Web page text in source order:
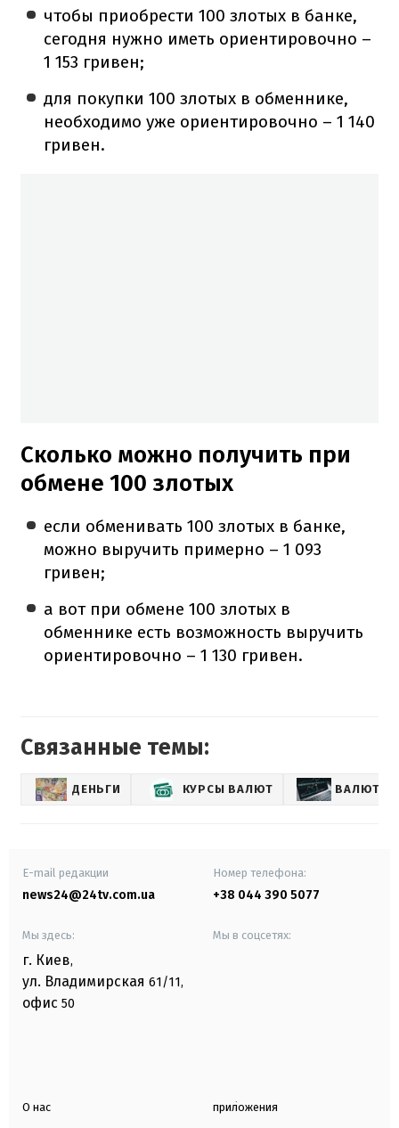
чтобы приобрести 100 злотых в банке,
сегодня нужно иметь ориентировочно –
1 153 гривен;
для покупки 100 злотых в обменнике,
необходимо уже ориентировочно – 1 140
гривен.
Сколько можно получить при
обмене 100 злотых
если обменивать 100 злотых в банке,
можно выручить примерно – 1 093
гривен;
а вот при обмене 100 злотых в
обменнике есть возможность выручить
ориентировочно – 1 130 гривен.
Связанные темы:
ДЕНЬГИ КУРСЫ ВАЛЮТ ВАЛЮТА
E-mail редакции
news24@24tv.com.ua
Номер телефона:
+38 044 390 5077
Мы здесь:
г. Киев,
ул. Владимирская 61/11,
офис 50
Мы в соцсетях:
О нас приложения